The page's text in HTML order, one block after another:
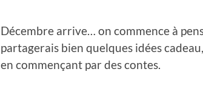
Décembre arrive… on commence à
partagerais bien quelques idées
en commençant par des contes.